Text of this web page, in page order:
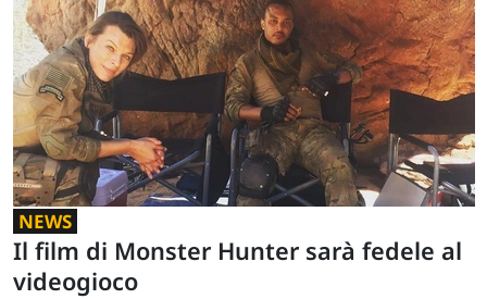
NEWS
Il film di Monster Hunter sarà fedele al
videogioco